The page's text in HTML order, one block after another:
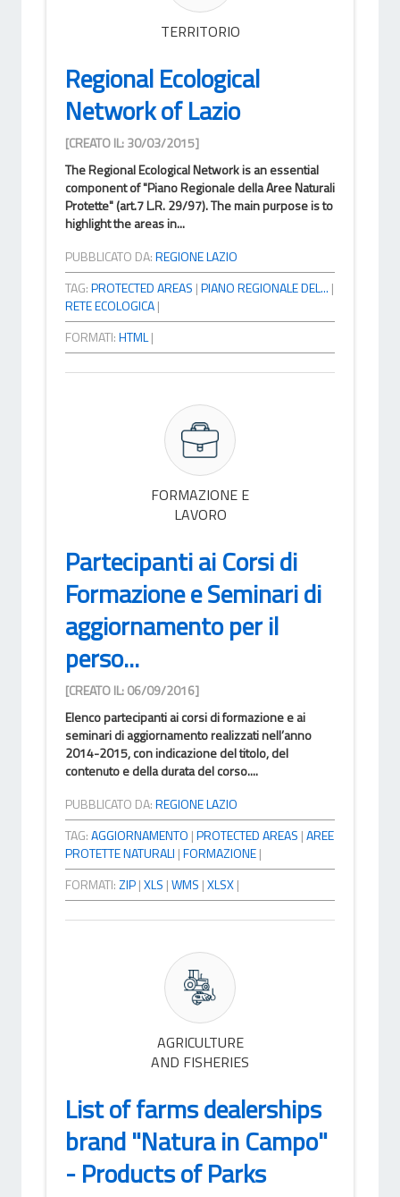
TERRITORIO
Regional Ecological
Network of Lazio
[CREATO IL: 30/03/2015]
The Regional Ecological Network is an essential
component of "Piano Regionale della Aree Naturali
Protette" (art.7 L.R. 29/97). The main purpose is to
highlight the areas in...
PUBBLICATO DA:REGIONE LAZIO
TAG:PROTECTED AREAS |PIANO REGIONALE DEL... |
RETE ECOLOGICA|
FORMATI:HTML|
FORMAZIONE E
LAVORO
Partecipanti ai Corsi di
Formazione e Seminari di
aggiornamento per il
perso...
[CREATO IL: 06/09/2016]
Elenco partecipanti ai corsi di formazione e ai
seminari di aggiornamento realizzati nell’anno
2014-2015, con indicazione del titolo, del
contenuto e della durata del corso....
PUBBLICATO DA:REGIONE LAZIO
TAG:AGGIORNAMENTO |PROTECTED AREAS |AREE
PROTETTE NATURALI |FORMAZIONE|
FORMATI:ZIP|XLS |WMS |XLSX|
AGRICULTURE
AND FISHERIES
List of farms dealerships
brand "Natura in Campo"
- Products of Parks